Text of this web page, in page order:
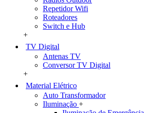
Repetidor Wifi
Roteadores
Switch e Hub
+
TV Digital
Antenas TV
Conversor TV Digital
+
Material Elétrico
Auto Transformador
Iluminação +